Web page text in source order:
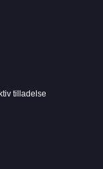
tilladelse